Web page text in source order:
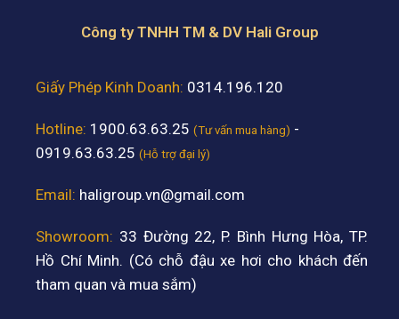
Công ty TNHH TM & DV Hali Group
Giấy Phép Kinh Doanh: 0314.196.120
Hotline: 1900.63.63.25 (Tư vấn mua hàng) -
0919.63.63.25 (Hỗ trợ đại lý)
Email: haligroup.vn@gmail.com
Showroom: 33 Đường 22, P. Bình Hưng Hòa, TP.
Hồ Chí Minh. (Có chỗ đậu xe hơi cho khách đến
tham quan và mua sắm)